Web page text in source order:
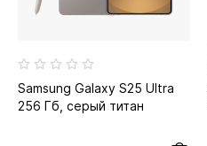
Samsung Galaxy S25 Ultra
256 Гб, серый титан